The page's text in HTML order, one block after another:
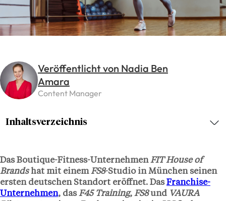
Veröffentlicht von Nadia Ben
Amara
Content Manager
Das Boutique-Fitness-UnternehmenFIT House of
Brandshat mit einemFS8-Studio in München seinen
ersten deutschen Standort eröffnet. DasFranchise-
Unternehmen, dasF45 Training, FS8und VAURA
Inhaltsverzeichnis